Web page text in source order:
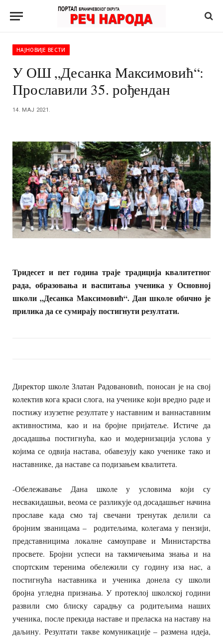
НАЈНОВИЈЕ ВЕСТИ
У ОШ „Десанка Максимовић“:
Прославили 35. рођендан
14. МАЈ 2021.
Тридесет и пет година траје традиција квалитетног
рада, образовања и васпитања ученика у Основној
школи „Десанка Максимовић“. Дан школе обично је
прилика да се сумирају постигнути резултати.
Директор школе Златан Радовановић, поносан је на свој
колектив кога краси слога, на ученике који вредно раде и
постижу изузетне резултате у наставним и ваннаставним
активностима, као и на бројне пријатеље. Истиче да
досадашња постигнућа, као и модернизација услова у
којима се одвија настава, обавезују како ученике тако и
наставнике, да наставе са подизањем квалитета.
-Обележавање Дана школе у условима који су
несвакидашњи, веома се разликује од досадашњег начина
прославе када смо тај свечани тренутак делили са
бројним званицама – родитељима, колегама у пензији,
представницима локалне самоуправе и Министарства
просвете. Бројни успеси на такмичењима знања и на
спортским теренима обележили су годину иза нас, а
постигнућа наставника и ученика донела су школи
бројна угледна признања. У протеклој школској години
развили смо блиску сарадњу са родитељима наших
ученика, после прекида наставе и преласка на наставу на
даљину. Резултати такве комуникације – размена идеја,